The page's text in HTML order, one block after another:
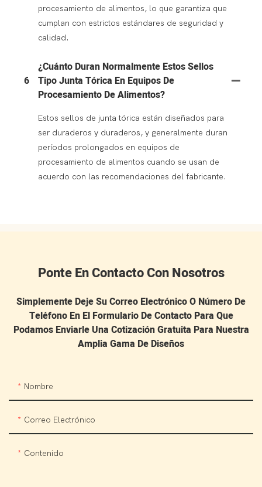
procesamiento de alimentos, lo que garantiza que
cumplan con estrictos estándares de seguridad y
calidad.
6
¿Cuánto Duran Normalmente Estos Sellos
Tipo Junta Tórica En Equipos De
Procesamiento De Alimentos?
Estos sellos de junta tórica están diseñados para
ser duraderos y duraderos, y generalmente duran
períodos prolongados en equipos de
procesamiento de alimentos cuando se usan de
acuerdo con las recomendaciones del fabricante.
Ponte En Contacto Con Nosotros
Simplemente Deje Su Correo Electrónico O Número De
Teléfono En El Formulario De Contacto Para Que
Podamos Enviarle Una Cotización Gratuita Para Nuestra
Amplia Gama De Diseños
Nombre
Correo Electrónico
Contenido